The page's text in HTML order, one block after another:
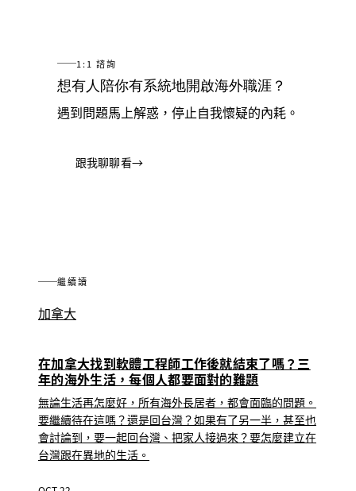
1:1 諮詢
想有人陪你有系統地開啟海外職涯？
遇到問題馬上解惑，停止自我懷疑的內耗。
跟我聊聊看→
繼續讀
加拿大
在加拿大找到軟體工程師工作後就結束了嗎？三
年的海外生活，每個人都要面對的難題
無論生活再怎麼好，所有海外長居者，都會面臨的問題。
要繼續待在這嗎？還是回台灣？如果有了另一半，甚至也
會討論到，要一起回台灣、把家人接過來？要怎麼建立在
台灣跟在異地的生活。